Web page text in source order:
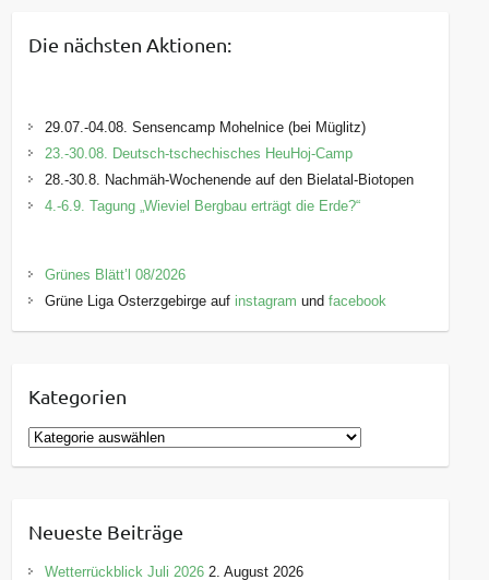
Die nächsten Aktionen:
29.07.-04.08. Sensencamp Mohelnice (bei Müglitz)
23.-30.08. Deutsch-tschechisches HeuHoj-Camp
28.-30.8. Nachmäh-Wochenende auf den Bielatal-Biotopen
4.-6.9. Tagung „Wieviel Bergbau erträgt die Erde?“
Grünes Blätt’l 08/2026
Grüne Liga Osterzgebirge auf instagram undfacebook
Kategorien
K
a
g
o
Neueste Beiträge
Wetterrückblick Juli 2026 2. August 2026